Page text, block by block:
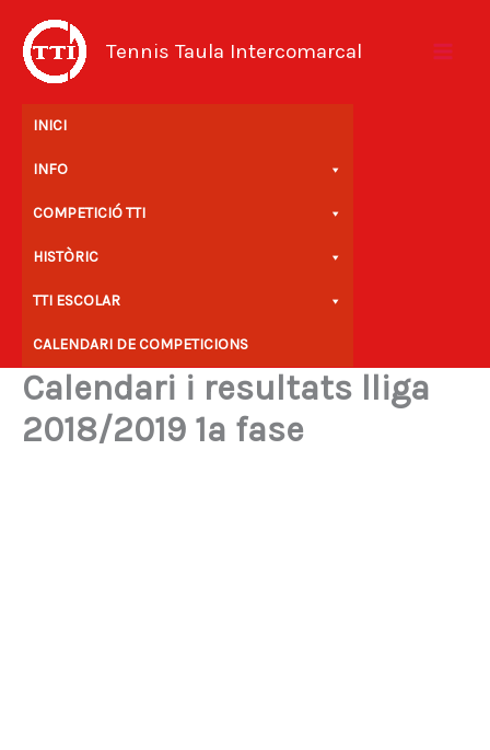
contingut
Tennis Taula Intercomarcal
INICI
INFO
COMPETICIÓ TTI
HISTÒRIC
TTI ESCOLAR
CALENDARI DE COMPETICIONS
Calendari i resultats lliga
2018/2019 1a fase